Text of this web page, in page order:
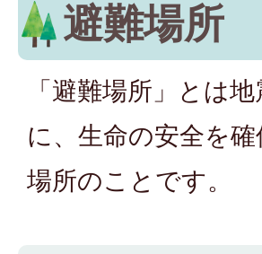
避難場所
「避難場所」とは
に、生命の安全を
場所のことです。